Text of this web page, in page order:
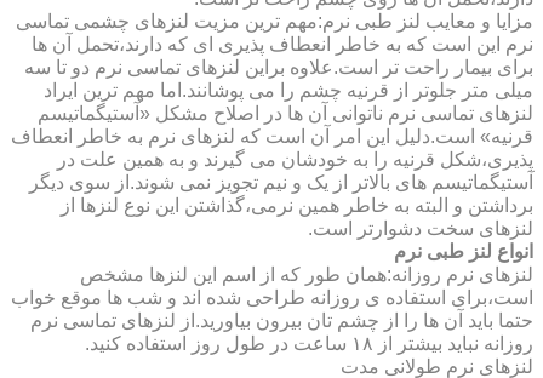
مزایا و معایب لنز طبی نرم:مهم ترین مزیت لنزهای چشمی تماسی
نرم این است که به خاطر انعطاف پذیری ای که دارند،تحمل آن ها
برای بیمار راحت تر است.علاوه براین لنزهای تماسی نرم دو تا سه
میلی متر جلوتر از قرنیه چشم را می پوشانند.اما مهم ترین ایراد
لنزهای تماسی نرم ناتوانی آن ها در اصلاح مشکل «آستیگماتیسم
قرنیه» است.دلیل این امر آن است که لنزهای نرم به خاطر انعطاف
پذیری،شکل قرنیه را به خودشان می گیرند و به همین علت در
آستیگماتیسم های بالاتر از یک و نیم تجویز نمی شوند.از سوی دیگر
برداشتن و البته به خاطر همین نرمی،گذاشتن این نوع لنزها از
لنزهای سخت دشوارتر است.
انواع لنز طبی نرم
لنزهای نرم روزانه:همان طور که از اسم این لنزها مشخص
است،برای استفاده ی روزانه طراحی شده اند و شب ها موقع خواب
حتما باید آن ها را از چشم تان بیرون بیاورید.از لنزهای تماسی نرم
روزانه نباید بیشتر از ۱۸ ساعت در طول روز استفاده کنید.
لنزهای نرم طولانی مدت